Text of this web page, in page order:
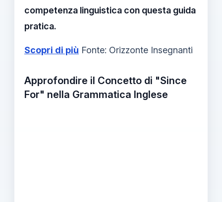
competenza linguistica con questa guida
pratica.
Scopri di più Fonte: Orizzonte Insegnanti
Approfondire il Concetto di "Since
For" nella Grammatica Inglese